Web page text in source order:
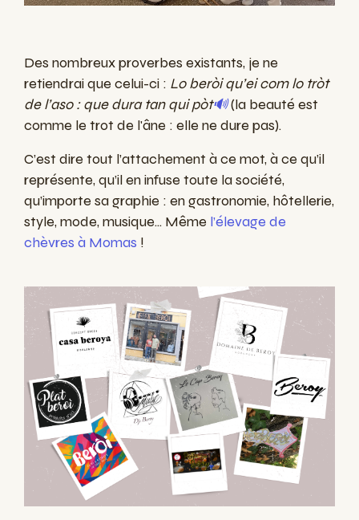
Des nombreux proverbes existants, je ne
retiendrai que celui-ci : Lo beròi qu’ei com lo tròt
de l’aso : que dura tan qui pòt🔊(la beauté est
comme le trot de l'âne : elle ne dure pas).
C’est dire tout l’attachement à ce mot, à ce qu’il
représente, qu’il en infuse toute la société,
qu’importe sa graphie : en gastronomie, hôtellerie,
style, mode, musique... Même l’élevage de
chèvres à Momas !